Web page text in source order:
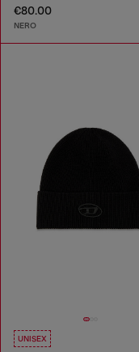
€80.00
NERO
UNISEX